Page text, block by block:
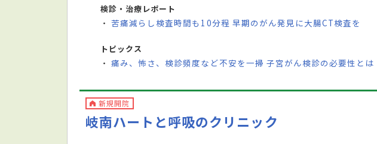
検診・治療レポート
・苦痛減らし検査時間も10分程 早期のがん発見に大腸CT検査を
トピックス
・痛み、怖さ、検診頻度など不安を一掃 子宮がん検診の必要性とは
新規開院
岐南ハートと呼吸のクリニック